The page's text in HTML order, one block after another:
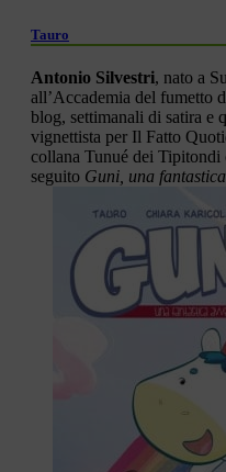
Tauro
Antonio Silvestri, nato a
all’Accademia del fumetto
blog, settimanali di satira e
vignettista per Il Fatto
collana Tunué dei Tipitondi
seguito Guni, una